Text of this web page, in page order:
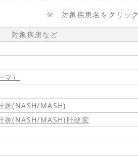
※ 対象疾患名をクリッ
対象疾患など
）
炎(NASH/MASH)
炎(NASH/MASH)肝硬変